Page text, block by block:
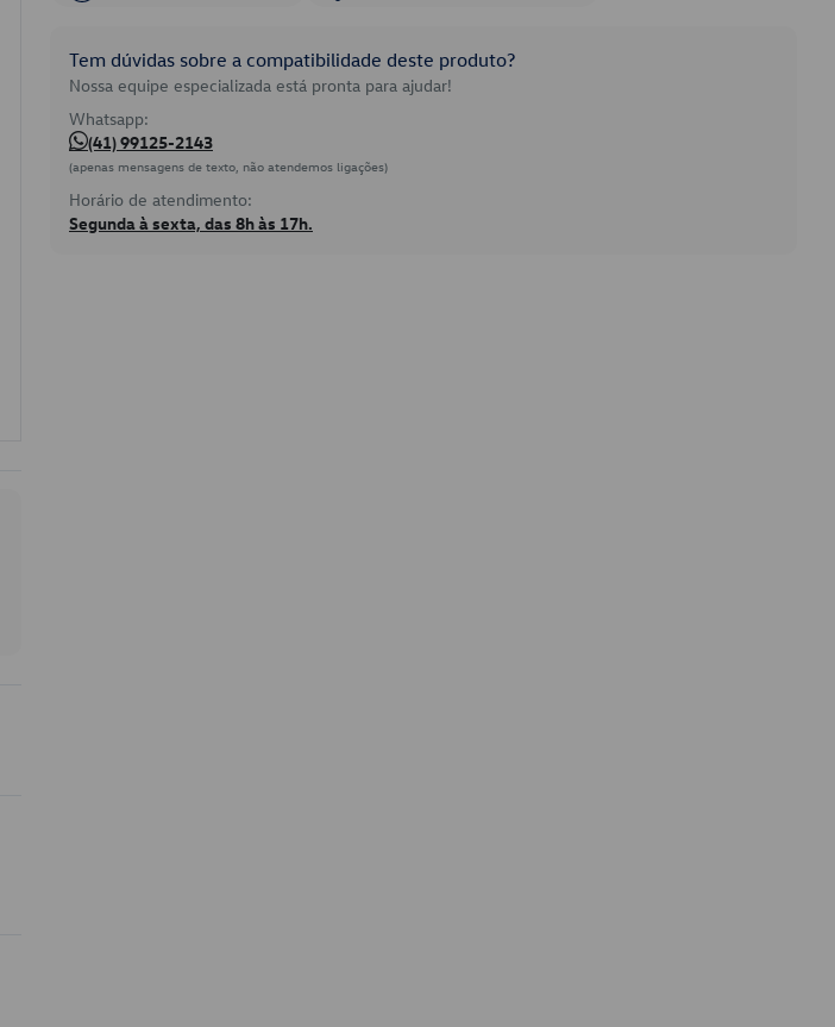
Tem dúvidas sobre a compatibilidade deste produto?
Nossa equipe especializada está pronta para ajudar!
Whatsapp:
(41) 99125-2143
(apenas mensagens de texto, não atendemos ligações)
Horário de atendimento:
Segunda à sexta, das 8h às 17h.